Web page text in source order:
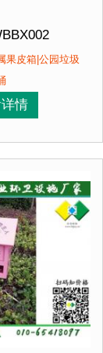
，线条流畅
拍即发
保，不会对环
果皮箱|公园垃圾
情